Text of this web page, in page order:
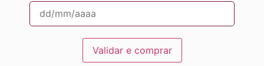
Validar e comprar